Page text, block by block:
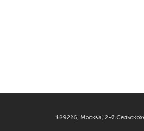
129226, Москва, 2-й